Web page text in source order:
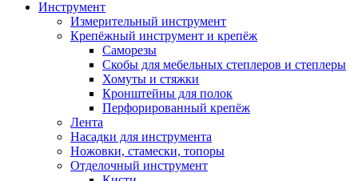
Инструмент
Измерительный инструмент
Крепёжный инструмент и крепёж
Саморезы
Скобы для мебельных степлеров и степлеры
Хомуты и стяжки
Кронштейны для полок
Перфорированный крепёж
Лента
Насадки для инструмента
Ножовки, стамески, топоры
Отделочный инструмент